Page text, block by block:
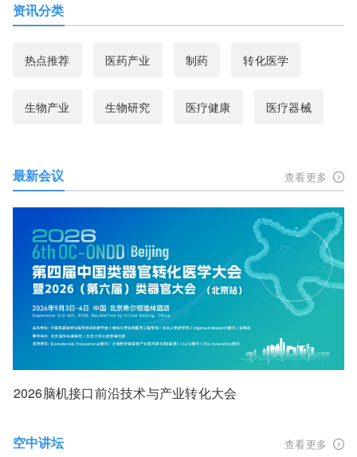
资讯分类
热点推荐 医药产业 制药 转化医学
生物产业 生物研究 医疗健康 医疗器械
最新会议 查看更多
2026脑机接口前沿技术与产业转化大会
空中讲坛 查看更多